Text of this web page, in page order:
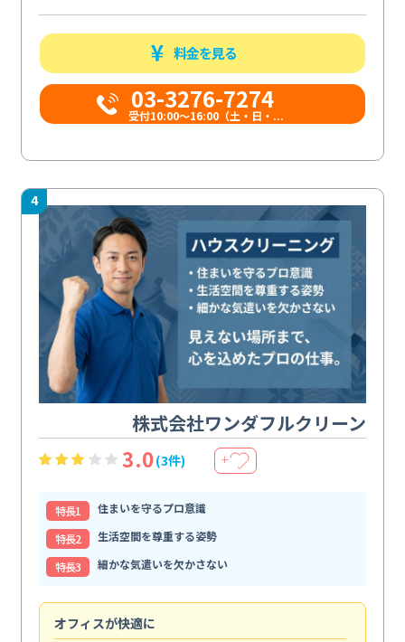
料金を見る
03-3276-7274
受付10:00〜16:00（土・日・...
4
株式会社ワンダフルクリーン
3.0(3件) ＋
特⻑1
住まいを守るプロ意識
特⻑2
生活空間を尊重する姿勢
特⻑3
細かな気遣いを欠かさない
オフィスが快適に